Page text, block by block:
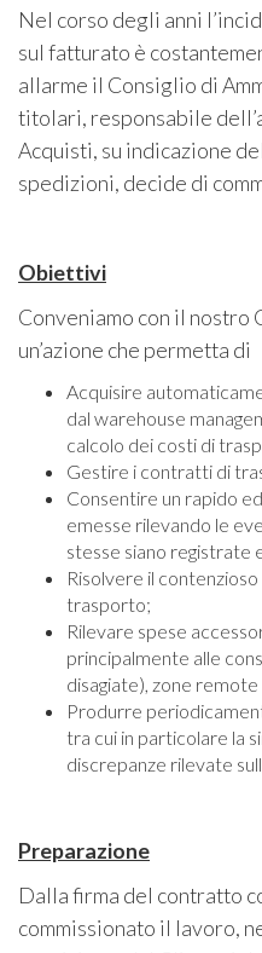
Nel corso degli anni
sul fatturato è
allarme il Consiglio di
titolari, responsabile
Acquisti, su indicazione
spedizioni, decide di
Obiettivi
Conveniamo con il
un’azione che permetta di
Acquisire
dal warehouse
calcolo dei costi di
Gestire i contratti di
Consentire un rapido
emesse rilevando le
stesse siano registrate
Risolvere il
trasporto;
Rilevare spese
principalmente alle
disagiate), zone
Produrre
tra cui in particolare la
discrepanze rilevate
Preparazione
Dalla firma del contratto
commissionato il lavoro,